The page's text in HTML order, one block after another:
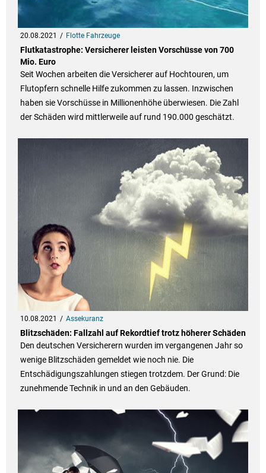
20.08.2021 Flotte Fahrzeuge
Flut­ka­ta­stro­phe: Ver­si­che­rer leis­ten Vor­schüsse von 700
Mio. Euro
Seit Wochen arbeiten die Versicherer auf Hochtouren, um
Flutopfern schnelle Hilfe zukommen zu lassen. Inzwischen
haben sie Vorschüsse in Millionenhöhe überwiesen. Die Zahl
der Schäden wird mittlerweile auf rund 190.000 geschätzt.
10.08.2021 Assekuranz
Blitzschäden: Fall­zahl auf Rekord­tief trotz höherer Schä­den
Den deutschen Versicherern wurden im vergangenen Jahr so
wenige Blitzschäden gemeldet wie noch nie. Die
Entschädigungszahlungen stiegen trotzdem. Der Grund: Die
zunehmende Technik in und an den Gebäuden.